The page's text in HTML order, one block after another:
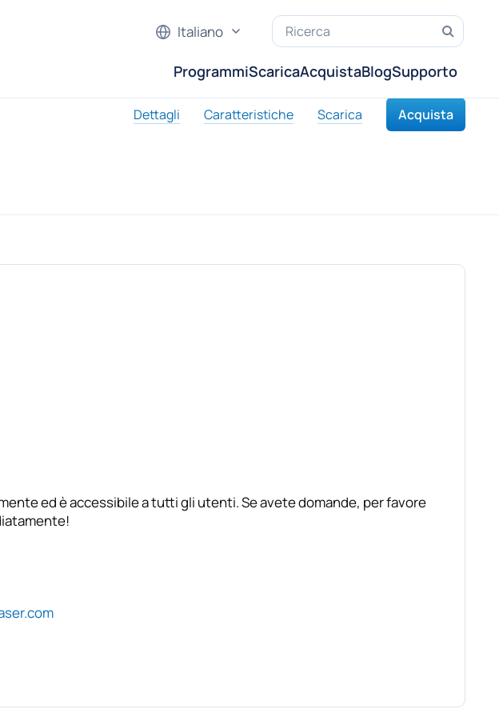
ProgrammiScaricaAcquistaBlogSupporto
Italiano
Dettagli Caratteristiche Scarica Acquista
ed è accessibile a tutti gli utenti. Se avete domande, per favore